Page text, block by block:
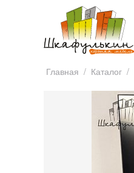
Главная / Каталог /